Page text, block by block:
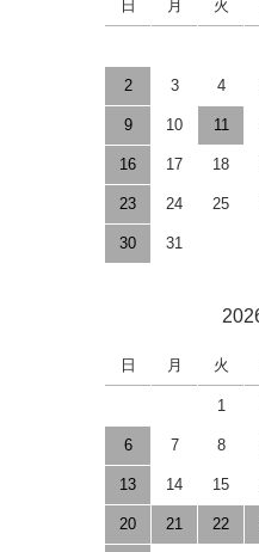
日 月 火
2 3 4
9 10 11
16 17 18
23 24 25
30 31
日 月 火
1
6 7 8
13 14 15
20 21 22